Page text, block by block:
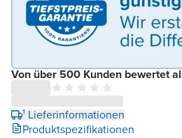
Von über 500 Kunden bewertet
¹ Lieferinformationen
Produktspezifikationen